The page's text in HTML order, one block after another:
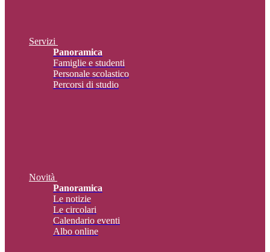
Servizi
Panoramica
Famiglie e studenti
Personale scolastico
Percorsi di studio
Novità
Panoramica
Le notizie
Le circolari
Calendario eventi
Albo online